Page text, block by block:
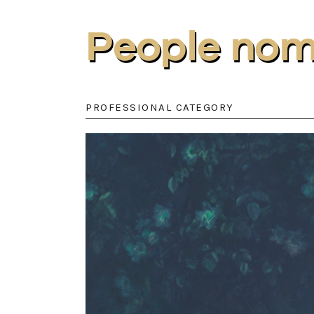
People
PROFESSIONAL CATEGORY